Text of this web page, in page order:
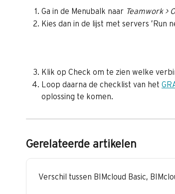
Ga in de Menubalk naar Teamwork >
Kies dan in de lijst met servers ’Run
Klik op Check om te zien welke
Loop daarna de checklist van het
oplossing te komen.
Gerelateerde artikelen
Verschil tussen BIMcloud Basic,